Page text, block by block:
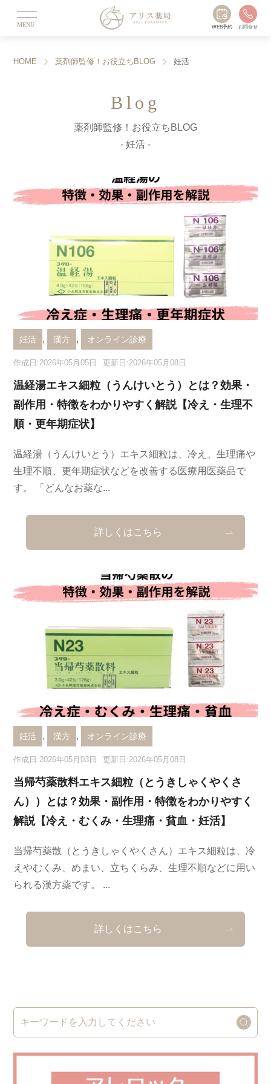
MENU WEB予約 お問合せ
HOME 薬剤師監修！お役立ちBLOG 妊活
Blog
薬剤師監修！お役立ちBLOG
- 妊活 -
妊活 , 漢方 , オンライン診療
作成日:2026年05月05日 更新日:2026年05月08日
温経湯エキス細粒（うんけいとう）とは？効果・
副作用・特徴をわかりやすく解説【冷え・生理不
順・更年期症状】
温経湯（うんけいとう）エキス細粒は、冷え、生理痛や
生理不順、更年期症状などを改善する医療用医薬品で
す。 「どんなお薬な...
詳しくはこちら
妊活 , 漢方 , オンライン診療
作成日:2026年05月03日 更新日:2026年05月08日
当帰芍薬散料エキス細粒（とうきしゃくやくさ
ん））とは？効果・副作用・特徴をわかりやすく
解説【冷え・むくみ・生理痛・貧血・妊活】
当帰芍薬散（とうきしゃくやくさん）エキス細粒は、冷
えやむくみ、めまい、立ちくらみ、生理不順などに用い
られる漢方薬です。 ...
詳しくはこちら